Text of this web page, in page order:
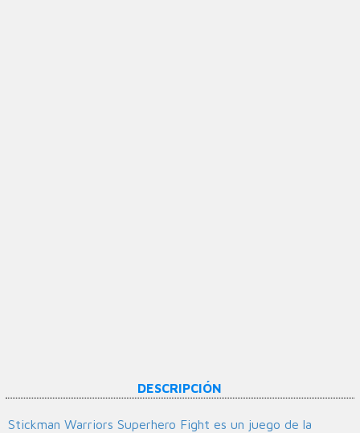
DESCRIPCIÓN
Stickman Warriors Superhero Fight es un juego de la